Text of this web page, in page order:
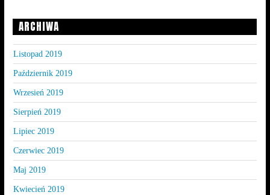
ARCHIWA
Listopad 2019
Październik 2019
Wrzesień 2019
Sierpień 2019
Lipiec 2019
Czerwiec 2019
Maj 2019
Kwiecień 2019